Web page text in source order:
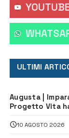
ULTIMI
Augusta |
Progetto Vita
indipendenza
10 AGOSTO 2026